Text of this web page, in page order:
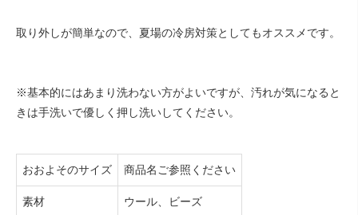
取り外しが簡単なので、夏場の冷房対策としてもオススメです。
※基本的にはあまり洗わない方がよいですが、汚れが気になると
きは手洗いで優しく押し洗いしてください。
おおよそのサイズ 商品名ご参照ください
素材 ウール、ビーズ